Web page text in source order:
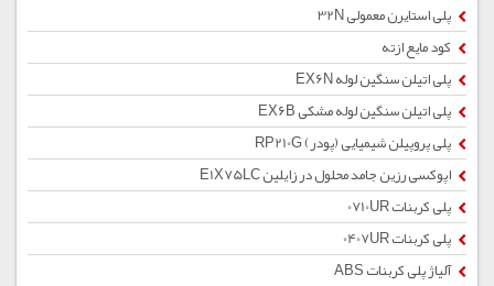
پلی استایرن معمولی 32N
کود مایع ازته
پلی اتیلن سنگین لوله EX6N
پلی اتیلن سنگین لوله مشکی EX6B
پلی پروپیلن شیمیایی (پودر) RP210G
اپوکسی رزین جامد محلول در زایلین E1X75LC
پلی کربنات 0710UR
پلی کربنات 0407UR
آلیاژ پلی کربنات ABS